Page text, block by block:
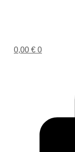
0,00 € 0